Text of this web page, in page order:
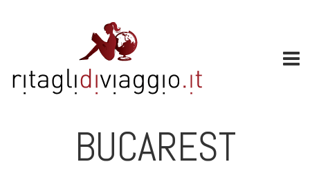
BUCAREST